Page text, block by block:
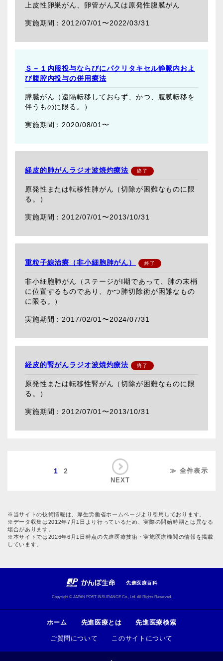
上皮性卵巣がん、卵管がん又は原発性腹膜がん
2012/07/01〜2022/03/31
Ｓ－１内服投与ならびにパクリタキセル静脈内およ
び腹腔内投与の併用療法
膵臓がん（遠隔転移しておらず、かつ、腹膜転移を
伴うものに限る。）
2020/08/01〜
経皮的肺がんラジオ波焼灼療法
原発性または転移性肺がん（切除が困難なものに限
る。）
2012/07/01〜2013/10/31
重粒子線治療（非小細胞肺がん）
非小細胞肺がん（ステージがI期であって、肺の末梢
に位置するものであり、かつ肺切除術が困難なもの
に限る。）
2017/02/01〜2024/07/31
経皮的腎がんラジオ波焼灼療法
原発性または転移性腎がん（切除が困難なものに限
る。）
2012/07/01〜2013/10/31
1 2
NEXT
≫ 全件表示
※当サイトの技術情報は、厚生労働省ホームページより引用しております。
※データ収集は2012年7月1日より行っているため、実際の開始時期とは異なる
場合があります。
※本サイトでは2026年6月1日時点の先進医療技術・実施医療機関の情報を掲載
しています。
先進医療百科
Copyright © JAPAN POST INSURANCE Co., Ltd. All Rights Reserved.
ホーム 先進医療とは 先進医療検索
ご質問について このサイトについて